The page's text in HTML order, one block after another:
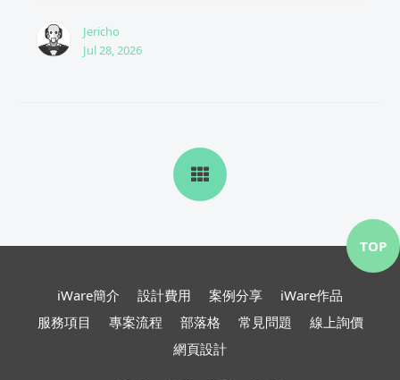
Jericho
Jul 28, 2026
iWare簡介 設計費用 案例分享
iWare作品
服務項目
專案流程 部落格 常見問題
線上詢價
網頁設計
TOP